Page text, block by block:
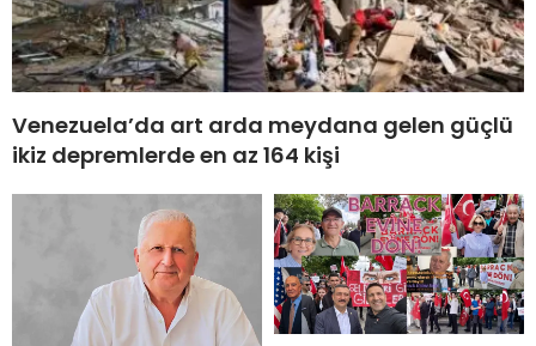
Venezuela’da art arda meydana gelen güçlü
ikiz depremlerde en az 164 kişi